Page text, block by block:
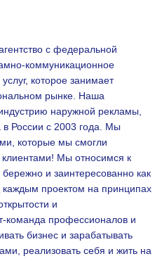
с федеральной
коммуникационное
которое занимает
рынке. Наша
наружной рекламы,
России с 2003 года. Мы
которые мы смогли
Мы относимся к
и заинтересованно как
каждым проектом на принципах
и
команда профессионалов и
бизнес и зарабатывать
реализовать себя и жить на